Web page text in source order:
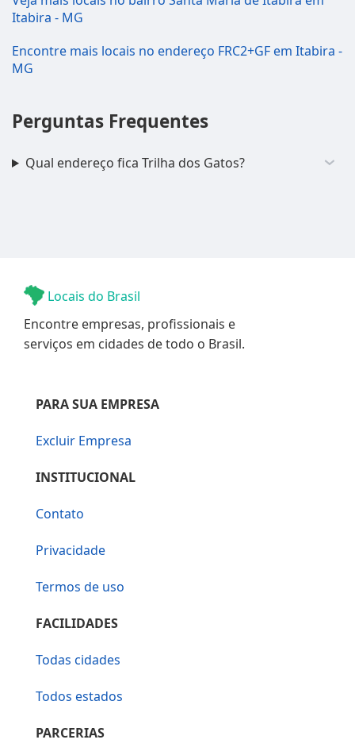
Itabira - MG
Encontre mais locais no endereço FRC2+GF em Itabira -
MG
Perguntas Frequentes
Qual endereço fica Trilha dos Gatos?
Locais do Brasil
Encontre empresas, profissionais e
serviços em cidades de todo o Brasil.
PARA SUA EMPRESA
Excluir Empresa
INSTITUCIONAL
Contato
Privacidade
Termos de uso
FACILIDADES
Todas cidades
Todos estados
PARCERIAS